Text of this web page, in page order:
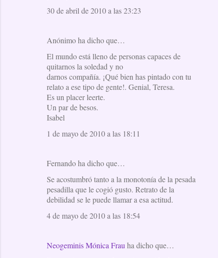
30 de abril de 2010 a las 23:23
Anónimo ha dicho que…
El mundo está lleno de personas capaces de
quitarnos la soledad y no
darnos compañía. ¡Qué bien has pintado con tu
relato a ese tipo de gente!. Genial, Teresa.
Es un placer leerte.
Un par de besos.
Isabel
1 de mayo de 2010 a las 18:11
Fernando ha dicho que…
Se acostumbró tanto a la monotonía de la pesada
pesadilla que le cogió gusto. Retrato de la
debilidad se le puede llamar a esa actitud.
4 de mayo de 2010 a las 18:54
Neogeminis Mónica Frau ha dicho que…